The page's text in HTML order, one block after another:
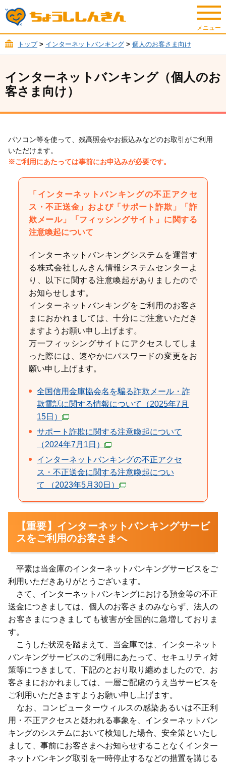
トップ> インターネットバンキング > 個人のお客さま向け
インターネットバンキング（個人のお
客さま向け）
パソコン等を使って、残高照会やお振込みなどのお取引がご利用
いただけます。
※ご利用にあたっては事前にお申込みが必要です。
「インターネットバンキングの不正アクセ
ス・不正送金」および「サポート詐欺」「詐
欺メール」「フィッシングサイト」に関する
注意喚起について
インターネットバンキングシステムを運営す
る株式会社しんきん情報システムセンターよ
り、以下に関する注意喚起がありましたので
お知らせします。
インターネットバンキングをご利用のお客さ
まにおかれましては、十分にご注意いただき
ますようお願い申し上げます。
万一フィッシングサイトにアクセスしてしま
った際には、速やかにパスワードの変更をお
願い申し上げます。
全国信用金庫協会名を騙る詐欺メール・詐
欺電話に関する情報について（2025年7月
15日）
サポート詐欺に関する注意喚起について
（2024年7月1日）
インターネットバンキングの不正アクセ
ス・不正送金に関する注意喚起につい
て （2023年5月30日）
【重要】インターネットバンキングサービ
スをご利用のお客さまへ
平素は当金庫のインターネットバンキングサービスをご
利用いただきありがとうございます。
さて、インターネットバンキングにおける預金等の不正
送金につきましては、個人のお客さまのみならず、法人の
お客さまにつきましても被害が全国的に急増しておりま
す。
こうした状況を踏まえて、当金庫では、インターネット
バンキングサービスのご利用にあたって、セキュリティ対
策等につきまして、下記のとおり取り纏めましたので、お
客さまにおかれましては、一層ご配慮のうえ当サービスを
ご利用いただきますようお願い申し上げます。
なお、コンピューターウィルスの感染あるいは不正利
用・不正アクセスと疑われる事象を、インターネットバン
キングのシステムにおいて検知した場合、安全策といたし
まして、事前にお客さまへお知らせすることなくインター
ネットバンキング取引を一時停止するなどの措置を講じる